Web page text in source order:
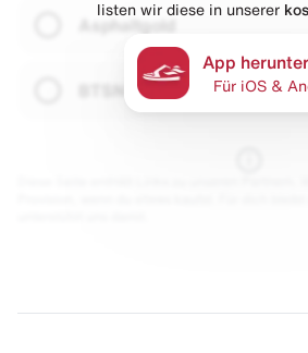
Asphaltgold
listen wir diese in unserer
App
Für iOS &